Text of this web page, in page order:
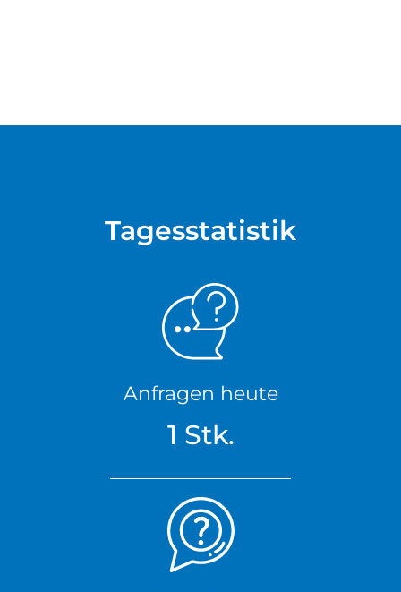
Tagesstatistik
Anfragen heute
1 Stk.